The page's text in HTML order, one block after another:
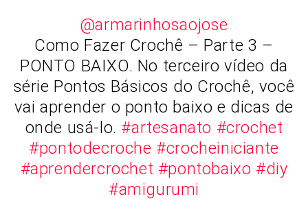
@armarinhosaojose
Como Fazer Crochê – Parte 3 –
PONTO BAIXO. No terceiro vídeo da
série Pontos Básicos do Crochê, você
vai aprender o ponto baixo e dicas de
onde usá-lo. #artesanato #crochet
#pontodecroche #crocheiniciante
#aprendercrochet #pontobaixo #diy
#amigurumi